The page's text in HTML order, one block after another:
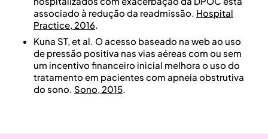
associado à redução da readmissão. Hospital
Practice, 2016.
Kuna ST, et al. O acesso baseado na web ao uso
de pressão positiva nas vias aéreas com ou sem
um incentivo financeiro inicial melhora o uso do
tratamento em pacientes com apneia obstrutiva
do sono. Sono, 2015.